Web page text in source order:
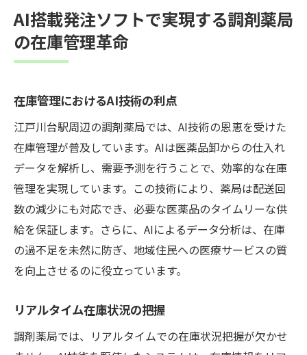
AI搭載発注ソフトで実現する調剤薬局
の在庫管理革命
在庫管理におけるAI技術の利点
江戸川台駅周辺の調剤薬局では、AI技術の恩恵を受けた
在庫管理が普及しています。AIは医薬品卸からの仕入れ
データを解析し、需要予測を行うことで、効率的な在庫
管理を実現しています。この技術により、薬局は配送回
数の減少にも対応でき、必要な医薬品のタイムリーな供
給を保証します。さらに、AIによるデータ分析は、在庫
の過不足を未然に防ぎ、地域住民への医療サービスの質
を向上させるのに役立っています。
リアルタイム在庫状況の把握
調剤薬局では、リアルタイムでの在庫状況把握が欠かせ